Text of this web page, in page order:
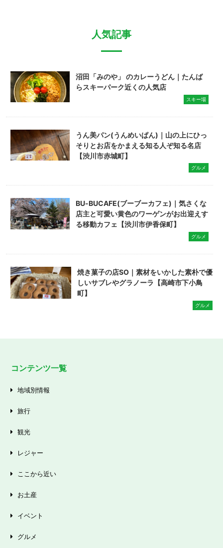
人気記事
沼田「みのや」 のカレーうどん｜たんば
らスキーパーク近くの人気店
スキー場
うん美パン(うんめいぱん)｜山の上にひっ
そりとお店をかまえる知る人ぞ知る名店
【渋川市赤城町】
グルメ
BU-BUCAFE(ブーブーカフェ)｜気さくな
店主と可愛い黄色のワーゲンがお出迎えす
る移動カフェ【渋川市伊香保町】
グルメ
焼き菓子の店SO｜素材をいかした素朴で優
しいサブレやグラノーラ【高崎市下小鳥
町】
グルメ
コンテンツ一覧
地域別情報
旅行
観光
レジャー
ここから近い
お土産
イベント
グルメ